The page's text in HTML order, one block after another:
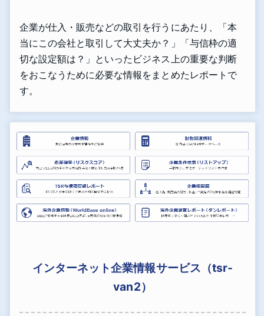
企業が仕入・販売などの取引を行うにあたり、「本
当にこの会社と取引して大丈夫か？」「与信枠の適
切な設定額は？」といったビジネス上の重要な判断
をおこなうために必要な情報をまとめたレポートで
す。
インターネット企業情報サービス（tsr-
van2）